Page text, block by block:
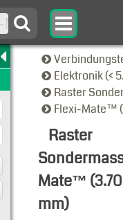
Elektronik (<
Raster
Flexi-Mate™
Raster
Mate™ (3.70
mm)